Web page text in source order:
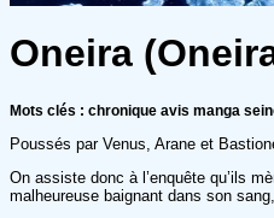
Oneira
Mots clés : chronique avis manga
Poussés par Venus, Arane et
On assiste donc à l’enquête qu’ils
malheureuse baignant dans son